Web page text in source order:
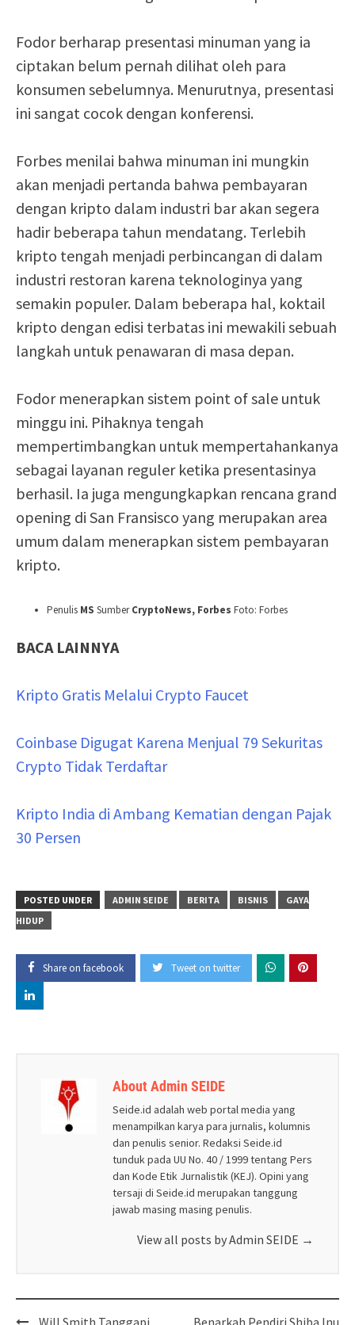
Fodor berharap presentasi minuman yang ia
ciptakan belum pernah dilihat oleh para
konsumen sebelumnya. Menurutnya, presentasi
ini sangat cocok dengan konferensi.
Forbes menilai bahwa minuman ini mungkin
akan menjadi pertanda bahwa pembayaran
dengan kripto dalam industri bar akan segera
hadir beberapa tahun mendatang. Terlebih
kripto tengah menjadi perbincangan di dalam
industri restoran karena teknologinya yang
semakin populer. Dalam beberapa hal, koktail
kripto dengan edisi terbatas ini mewakili sebuah
langkah untuk penawaran di masa depan.
Fodor menerapkan sistem point of sale untuk
minggu ini. Pihaknya tengah
mempertimbangkan untuk mempertahankanya
sebagai layanan reguler ketika presentasinya
berhasil. Ia juga mengungkapkan rencana grand
opening di San Fransisco yang merupakan area
umum dalam menerapkan sistem pembayaran
kripto.
Penulis MS SumberCryptoNews, Forbes Foto: Forbes
BACA LAINNYA
Kripto Gratis Melalui Crypto Faucet
Coinbase Digugat Karena Menjual 79 Sekuritas
Crypto Tidak Terdaftar
Kripto India di Ambang Kematian dengan Pajak
30 Persen
POSTED UNDER ADMIN SEIDE BERITA BISNIS
GAYA
HIDUP
Share on facebook Tweet on twitter
About Admin SEIDE
Seide.id adalah web portal media yang
menampilkan karya para jurnalis, kolumnis
dan penulis senior. Redaksi Seide.id
tunduk pada UU No. 40 / 1999 tentang Pers
dan Kode Etik Jurnalistik (KEJ). Opini yang
tersaji di Seide.id merupakan tanggung
jawab masing masing penulis.
View all posts by Admin SEIDE →
PostWill Smith Tanggapi
Benarkah Pendiri Shiba Inu